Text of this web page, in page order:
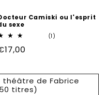
Camiski ou l'esprit
sexe
(1)
théâtre de Fabrice
titres)